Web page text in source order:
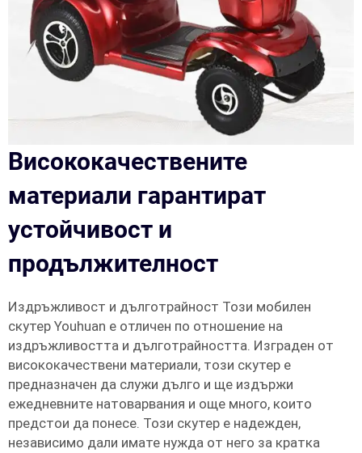
Висококачествените
материали гарантират
устойчивост и
продължителност
Издръжливост и дълготрайност Този мобилен
скутер Youhuan е отличен по отношение на
издръжливостта и дълготрайността. Изграден от
висококачествени материали, този скутер е
предназначен да служи дълго и ще издържи
ежедневните натоварвания и още много, които
предстои да понесе. Този скутер е надежден,
независимо дали имате нужда от него за кратка